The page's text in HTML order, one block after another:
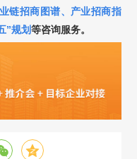
链招商图谱、产业招商指
”规划等咨询服务。